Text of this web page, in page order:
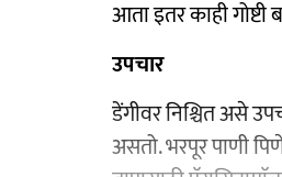
आता इतर काही गोष्टी
उपचार
डेंगीवर निश्चित असे
असतो. भरपूर पाणी